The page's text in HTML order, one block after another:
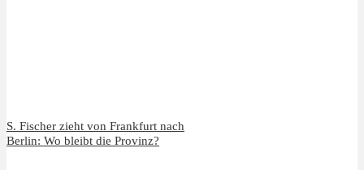
S. Fischer zieht von Frankfurt nach
Berlin: Wo bleibt die Provinz?